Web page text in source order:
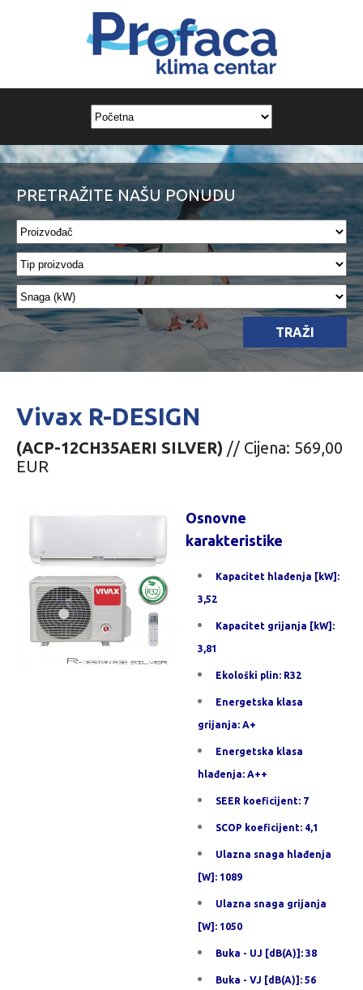
PRETRAŽITE NAŠU PONUDU
TRAŽI
Vivax R-DESIGN
(ACP-12CH35AERI SILVER) // Cijena: 569,00
EUR
Osnovne
karakteristike
Kapacitet hlađenja [kW]:
3,52
Kapacitet grijanja [kW]:
3,81
Ekološki plin: R32
Energetska klasa
grijanja: A+
Energetska klasa
hlađenja: A++
SEER koeficijent: 7
SCOP koeficijent: 4,1
Ulazna snaga hlađenja
[W]: 1089
Ulazna snaga grijanja
[W]: 1050
Buka - UJ [dB(A)]: 38
Buka - VJ [dB(A)]: 56